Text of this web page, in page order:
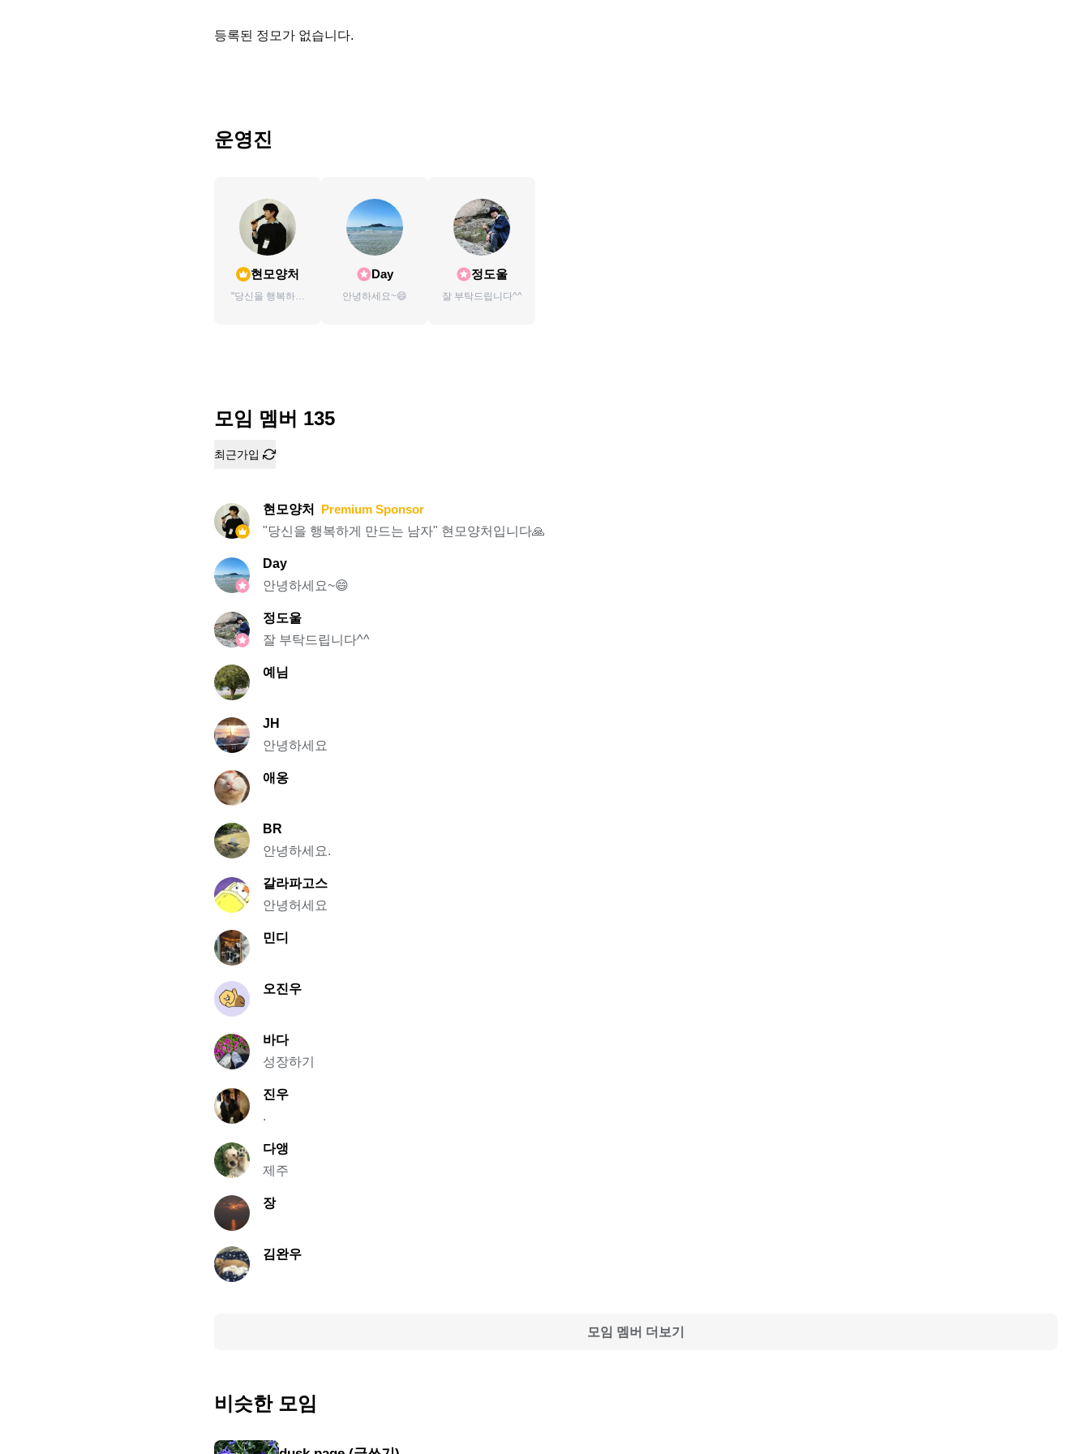
등록된 정모가 없습니다.
운영진
현모양처
"당신을 행복하게
Day
안녕하세요~😄
정도울
잘 부탁드립니다^^
모임 멤버 135
최근가입
현모양처
Premium Sponsor
"당신을 행복하게 만드는 남자" 현모양처입니다🙏
Day
안녕하세요~😄
정도울
잘 부탁드립니다^^
예님
JH
안녕하세요
애옹
BR
안녕하세요.
갈라파고스
안녕허세요
민디
오진우
바다
성장하기
진우
.
다앵
제주
장
김완우
모임 멤버 더보기
비슷한 모임